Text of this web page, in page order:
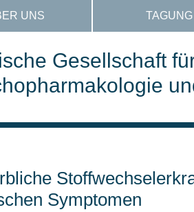
UNS TAGUNG
Gesellschaft
Symptomen